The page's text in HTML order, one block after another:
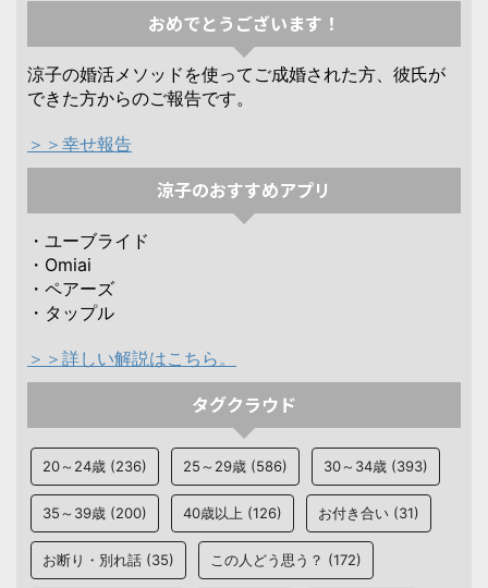
おめでとうございます！
涼子の婚活メソッドを使ってご成婚された方、彼氏が
できた方からのご報告です。
＞＞幸せ報告
涼子のおすすめアプリ
・ユーブライド
・Omiai
・ペアーズ
・タップル
＞＞詳しい解説はこちら。
タグクラウド
20～24歳 (236) 25～29歳 (586) 30～34歳 (393)
35～39歳 (200) 40歳以上 (126) お付き合い (31)
お断り・別れ話 (35) この人どう思う？ (172)